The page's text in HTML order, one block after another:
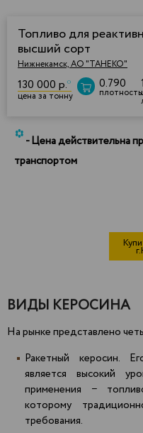
Топливо для
высший сорт
Нижнекамск, АО "ТАНЕКО"
130 000 р.*
цена за тонну
0.790
плотность
*- Цена действительна
транспортом
ВИДЫ КЕРОСИНА
На рынке представлено
Ракетный керосин.
является высокий
применения −
которому
требования.